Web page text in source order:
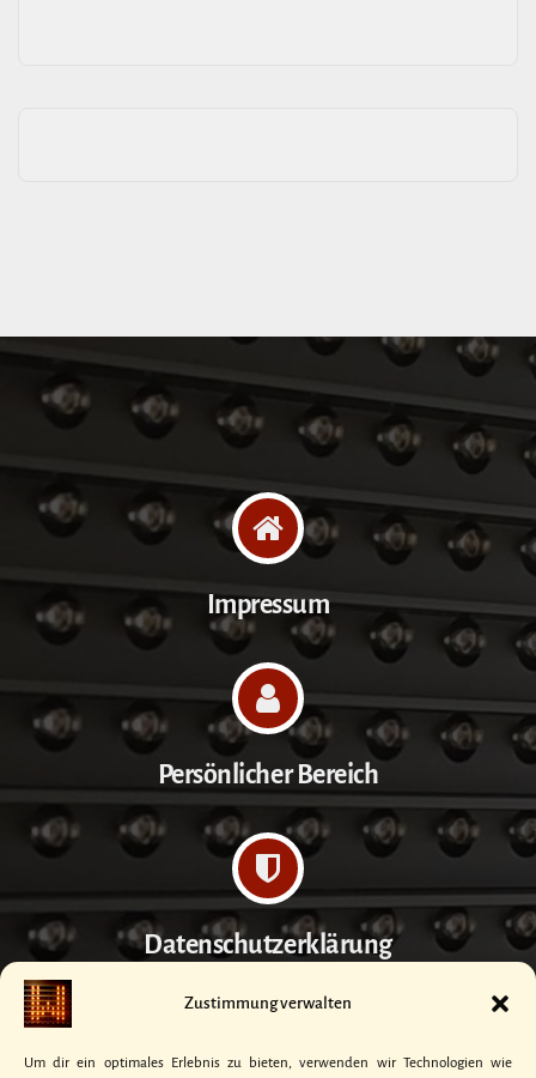
Zustimmung verwalten
Um dir ein optimales Erlebnis zu bieten, verwenden wir Technologien wie
Impressum
Persönlicher Bereich
Datenschutzerklärung